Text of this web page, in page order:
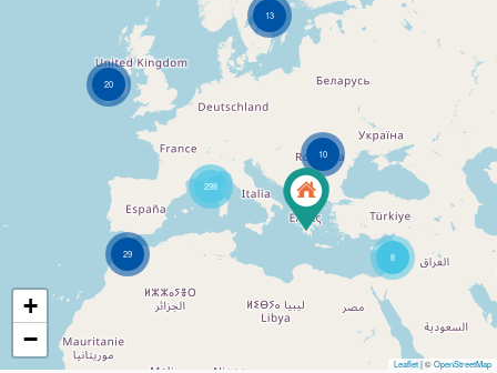
8
29
10
20
13
298
+
−
Leaflet| ©OpenStreetMap